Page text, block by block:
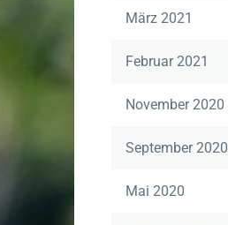
März 2021
Februar 2021
November 2020
September 2020
Mai 2020